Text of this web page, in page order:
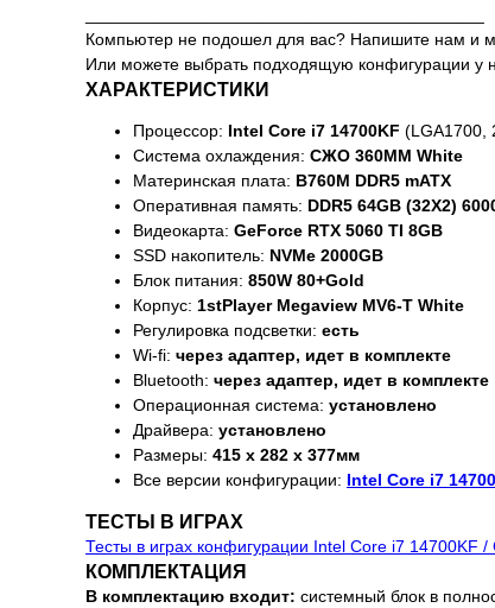
Компьютер не подошел для вас? Напишите нам и
Или можете выбрать подходящую конфигурации у
ХАРАКТЕРИСТИКИ
Процессор: Intel Core i7 14700KF (LGA1700,
Система охлаждения: СЖО 360MM White
Материнская плата: B760M DDR5 mATX
Оперативная память: DDR5 64GB (32X2)
Видеокарта: GeForce RTX 5060 TI 8GB
SSD накопитель: NVMe 2000GB
Блок питания: 850W 80+Gold
Корпус: 1stPlayer Megaview MV6-T White
Регулировка подсветки: есть
Wi-fi: через адаптер, идет в комплекте
Bluetooth: через адаптер, идет в комплекте
Операционная система: установлено
Драйвера: установлено
Размеры: 415 x 282 x 377мм
Все версии конфигурации: Intel Core i7
ТЕСТЫ В ИГРАХ
Тесты в играх конфигурации Intel Core i7 14700KF
КОМПЛЕКТАЦИЯ
В комплектацию входит: системный блок в